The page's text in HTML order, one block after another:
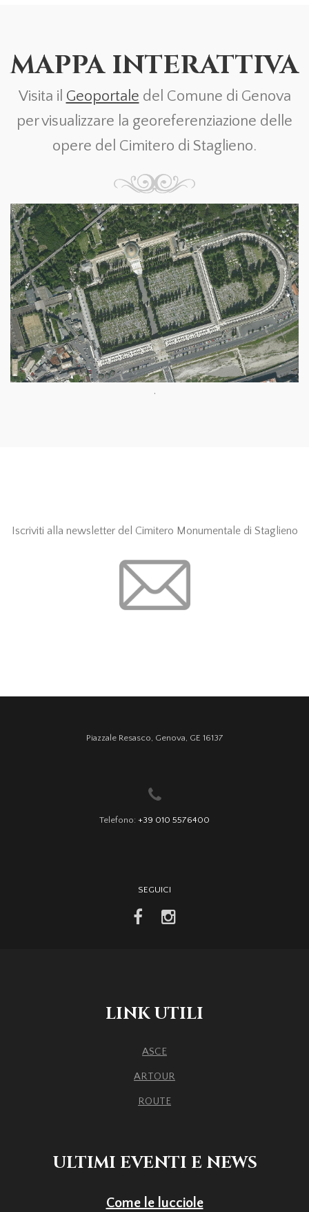
MAPPA INTERATTIVA
Visita il Geoportale del Comune di Genova
per visualizzare la georeferenziazione delle
opere del Cimitero di Staglieno.
.
Iscriviti alla newsletter del Cimitero Monumentale di Staglieno
Piazzale Resasco, Genova, GE 16137
Telefono: +39 010 5576400
SEGUICI
facebookinstagram
LINK UTILI
ASCE
ARTOUR
ROUTE
ULTIMI EVENTI E NEWS
Come le lucciole